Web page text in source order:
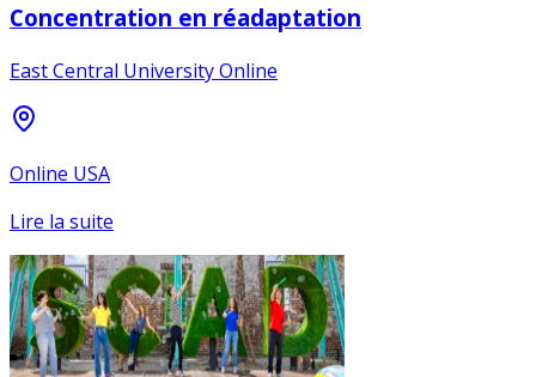
Concentration en réadaptation
East Central University Online
Online USA
Lire la suite